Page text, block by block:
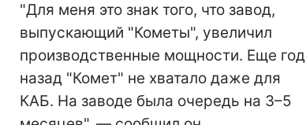
"Для меня это знак того, что завод,
выпускающий "Кометы", увеличил
производственные мощности. Еще год
назад "Комет" не хватало даже для
КАБ. На заводе была очередь на 3–5